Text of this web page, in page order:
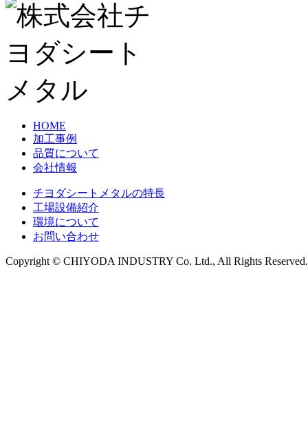
HOME
加工事例
品質について
会社情報
チヨダシートメタルの特長
工場設備紹介
環境について
お問い合わせ
Copyright © CHIYODA INDUSTRY Co. Ltd., All Rights Reserved.